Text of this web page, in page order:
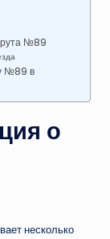
№89
№89 в
о
несколько